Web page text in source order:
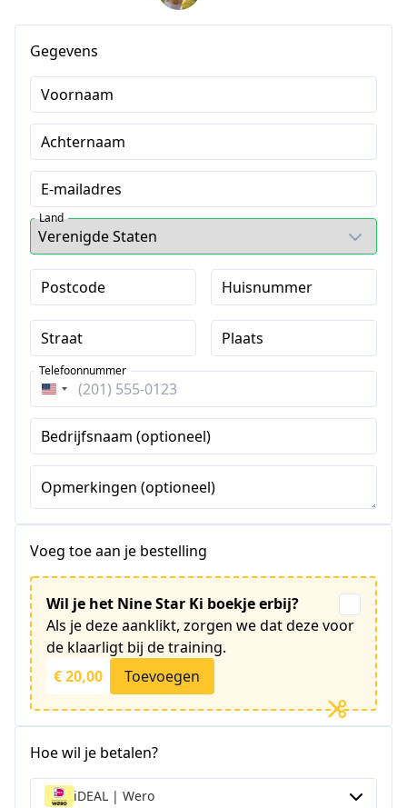
Gegevens
Voornaam
Achternaam
E-mailadres
Land
Postcode Huisnummer
Straat Plaats
Verenigde
Staten
+1
Telefoonnummer
Bedrijfsnaam (optioneel)
Opmerkingen (optioneel)
Voeg toe aan je bestelling
Wil je het Nine Star Ki boekje erbij?
Als je deze aanklikt, zorgen we dat deze voor
de klaarligt bij de training.
€ 20,00
Toevoegen
Hoe wil je betalen?
iDEAL | Wero